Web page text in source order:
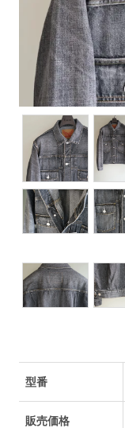
型番
販売価格